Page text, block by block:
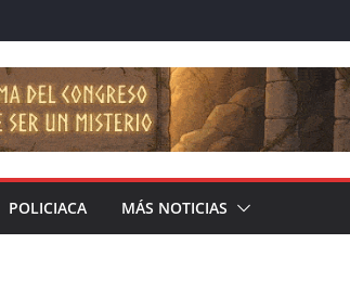
POLICIACA MÁS NOTICIAS